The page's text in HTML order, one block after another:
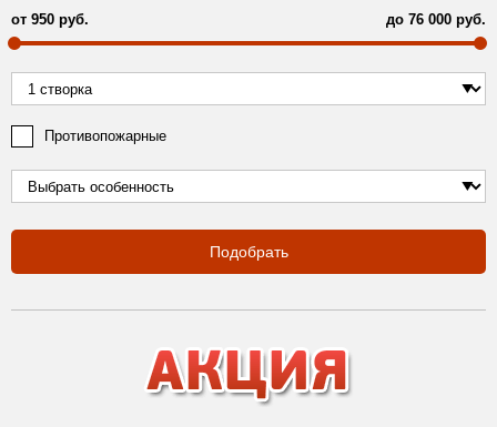
от 950 руб. до 76 000 руб.
Противопожарные
Подобрать